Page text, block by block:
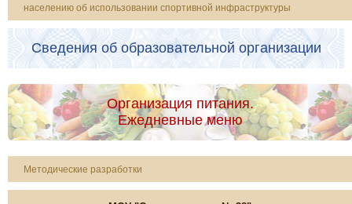
населению об использовании спортивной инфраструктуры
Сведения об образовательной организации
Организация питания.
Ежедневные меню
Методические разработки